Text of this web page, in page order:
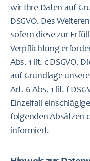
wir Ihre Daten auf
DSGVO. Des
sofern diese zur
Verpflichtung
Abs. 1 lit. c DSGVO.
auf Grundlage
Art. 6 Abs. 1 lit. f
Einzelfall
folgenden Absätzen
informiert.